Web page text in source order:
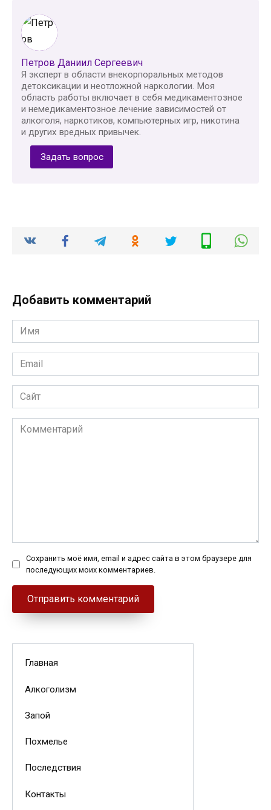
Петров Даниил Сергеевич
Я эксперт в области внекорпоральных методов
детоксикации и неотложной наркологии. Моя
область работы включает в себя медикаментозное
и немедикаментозное лечение зависимостей от
алкоголя, наркотиков, компьютерных игр, никотина
и других вредных привычек.
Задать вопрос
Добавить комментарий
Имя
*
Email
*
Сайт
Комментарий
Сохранить моё имя, email и адрес сайта в этом браузере для
последующих моих комментариев.
Главная
Алкоголизм
Запой
Похмелье
Последствия
Контакты